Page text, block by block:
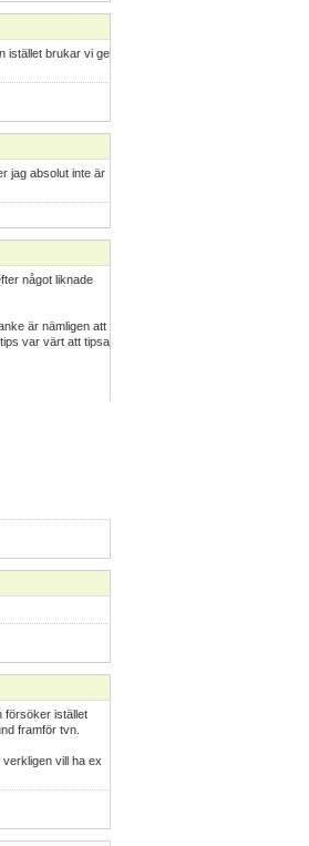
istället brukar vi ge
jag absolut inte är
något liknade
är nämligen att
var värt att tipsa
försöker istället
framför tvn.
vill ha ex